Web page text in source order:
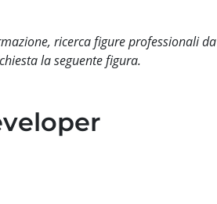
ricerca figure professionali da
la seguente figura.